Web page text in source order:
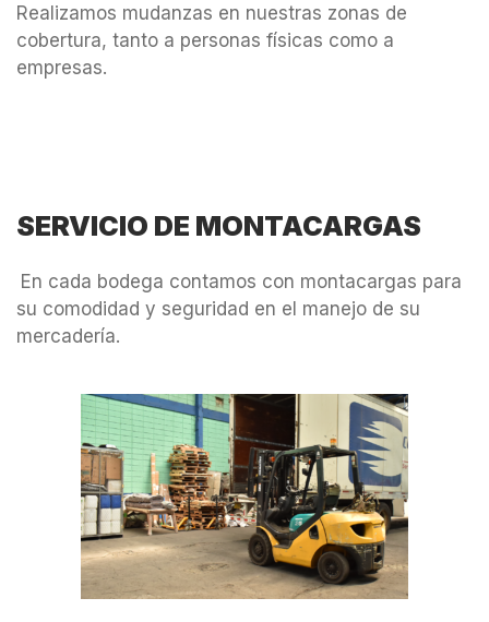
Realizamos mudanzas en nuestras zonas de
cobertura, tanto a personas físicas como a
empresas.
SERVICIO DE MONTACARGAS
En cada bodega contamos con montacargas para
su comodidad y seguridad en el manejo de su
mercadería.